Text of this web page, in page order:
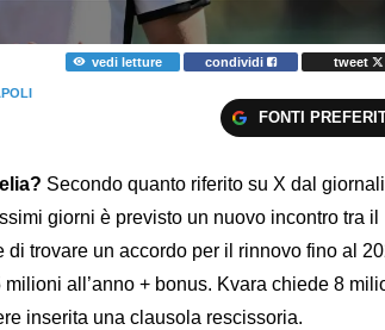
vedi letture condividi tweet
FONTI
Secondo quanto riferito su X dal
giorni è previsto un nuovo incontro tra il
trovare un accordo per il rinnovo fino al
all’anno + bonus. Kvara chiede 8
inserita una clausola rescissoria.